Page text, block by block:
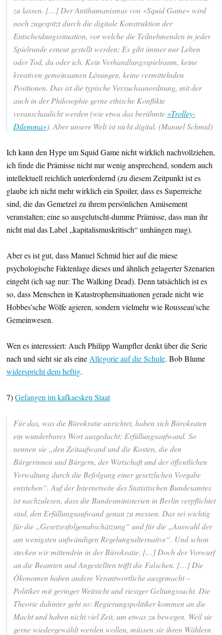
zu lassen. […] Der Antihumanismus von «Squid Game» wird
noch zugespitzt durch die digitale Konstruktion der
Entscheidungssituation, vor welche die Teilnehmenden in jeder
Spielrunde erneut gestellt werden: Es gibt immer nur Leben
oder Tod, du oder ich. Kein Verhandlungsspielraum, keine
kreativen gemeinsamen Lösungen, keine vermittelnden
Positionen. Das ist die typische Versuchsanordnung, mit der
auch in der Philosophie gerne ethische Konflikte
veranschaulicht werden (wie etwa das berühmte «Trolley-
Dilemma»). Aber unsere Welt ist nicht digital. (Manuel Schmid)
Ich kann den Hype um Squid Game nicht wirklich nachvollziehen,
ich finde die Prämisse nicht nur wenig ansprechend, sondern auch
intellektuell reichlich unterfordernd (zu diesem Zeitpunkt ist es
glaube ich nicht mehr wirklich ein Spoiler, dass es Superreiche
sind, die das Gemetzel zu ihrem persönlichen Amüsement
veranstalten; eine so ausgelutscht-dumme Prämisse, dass man ihr
nicht mal das Label „kapitalismuskritisch“ umhängen mag).
Aber es ist gut, dass Manuel Schmid hier auf die miese
psychologische Faktenlage dieses und ähnlich gelagerter Szenarien
eingeht (ich sag nur: The Walking Dead). Denn tatsächlich ist es
so, dass Menschen in Katastrophensituationen gerade nicht wie
Hobbes’sche Wölfe agieren, sondern vielmehr wie Rousseau’sche
Gemeinwesen.
Wen es interessiert: Auch Philipp Wampfler denkt über die Serie
nach und sieht sie als eine Allegorie auf die Schule. Bob Blume
widerspricht dem heftig.
7)Gefangen im kafkaesken Staat
Für das, was die Bürokratie anrichtet, haben sich Bürokraten
ein wunderbares Wort ausgedacht: Erfüllungsaufwand. So
nennen sie „den Zeit­aufwand und die Kosten, die den
Bürgerinnen und Bürgern, der Wirtschaft und der öffentlichen
Verwaltung durch die Befolgung einer gesetzlichen Vorgabe
entstehen“. Auf der Internetseite des Statistischen Bundesamtes
ist nachzulesen, dass die Bundesministerien in Berlin verpflichtet
sind, den Erfüllungsaufwand genau zu messen. Das sei wichtig
für die „Gesetzes­folgen­abschätzung“ und für die „Auswahl der
am wenigsten aufwändigen Regelungs­alternative“. Und schon
stecken wir mittendrin in der Bürokratie. […] Doch der Vorwurf
an die Beamten und Angestellten trifft die Falschen. […] Die
Ökonomen haben andere Verantwortliche ausgemacht –
Politiker mit geringer Weitsicht und riesiger Geltungssucht. Die
Theorie dahinter geht so: Regierungspolitiker kommen an die
Macht und haben nicht viel Zeit, um etwas zu bewegen. Weil sie
gerne wiedergewählt werden wollen, müssen sie ihren Wählern